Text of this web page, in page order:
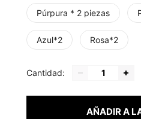
Púrpura * 2 piezas
Azul*2 Rosa*2
Cantidad:
AÑADIR A